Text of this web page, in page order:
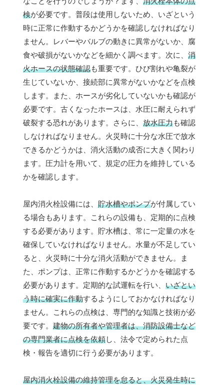
検が必要です。普段は使用しないため、いざという
時に正常に作動するかどうかを確認しなければなり
ません。レバーやバルブの動きに異常がないか、腐
食や破損がないかなどを細かく調べます。次に、 消
火ホースの状態確認も重要です。ひび割れや亀裂が
生じていないか、接続部に異常がないかなどを点検
します。また、ホースが劣化していないかも確認が
必要です。古くなったホースは、水圧に耐えられず
破裂する恐れがあります。さらに、 放水圧力も確認
しなければなりません。火災時に十分な水圧で放水
できるかどうかは、消火活動の成否に大きく関わり
ます。圧力計を用いて、規定の圧力を維持している
かを確認します。
屋内消火栓設備には、 貯水槽やポンプが付属してい
る場合もあります。これらの設備も、定期的に点検
する必要があります。貯水槽は、常に一定量の水を
確保していなければなりません。水量が不足してい
ると、火災時に十分な消火活動ができません。ま
た、ポンプは、正常に作動するかどうかを確認する
必要があります。定期的な試運転を行い、 いざとい
う時に確実に作動するようにしておかなければなり
ません。これらの点検は、専門的な知識と技術が必
要です。 建物の所有者や管理者は、消防設備士など
の専門業者に点検を依頼し、法令で定められた点
検・報告を適切に行う必要があります。
屋内消火栓設備の維持管理を怠ると、火災発生時に